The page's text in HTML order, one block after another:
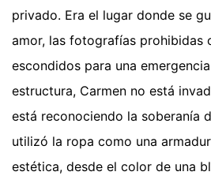
privado. Era el lugar donde se
amor, las fotografías prohibidas
escondidos para una
estructura, Carmen no está
está reconociendo la soberanía
utilizó la ropa como una
estética, desde el color de una